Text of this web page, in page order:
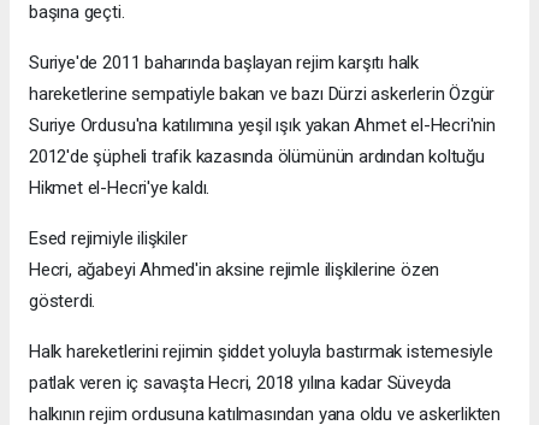
başına geçti.
Suriye'de 2011 baharında başlayan rejim karşıtı halk
hareketlerine sempatiyle bakan ve bazı Dürzi askerlerin Özgür
Suriye Ordusu'na katılımına yeşil ışık yakan Ahmet el-Hecri'nin
2012'de şüpheli trafik kazasında ölümünün ardından koltuğu
Hikmet el-Hecri'ye kaldı.
Esed rejimiyle ilişkiler
Hecri, ağabeyi Ahmed'in aksine rejimle ilişkilerine özen
gösterdi.
Halk hareketlerini rejimin şiddet yoluyla bastırmak istemesiyle
patlak veren iç savaşta Hecri, 2018 yılına kadar Süveyda
halkının rejim ordusuna katılmasından yana oldu ve askerlikten